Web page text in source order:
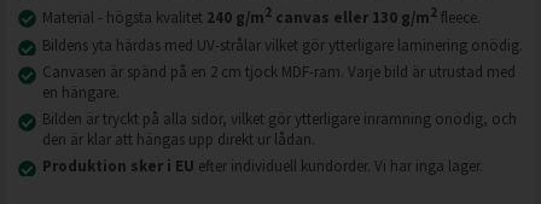
Material - högsta kvalitet 240 g/m2 canvas eller 130 g/m2 fleece.
Bildens yta härdas med UV-strålar vilket gör ytterligare laminering onödig.
Canvasen är spänd på en 2 cm tjock MDF-ram. Varje bild är utrustad med
en hängare.
Bilden är tryckt på alla sidor, vilket gör ytterligare inramning onödig, och
den är klar att hängas upp direkt ur lådan.
Produktion sker i EU efter individuell kundorder. Vi har inga lager.